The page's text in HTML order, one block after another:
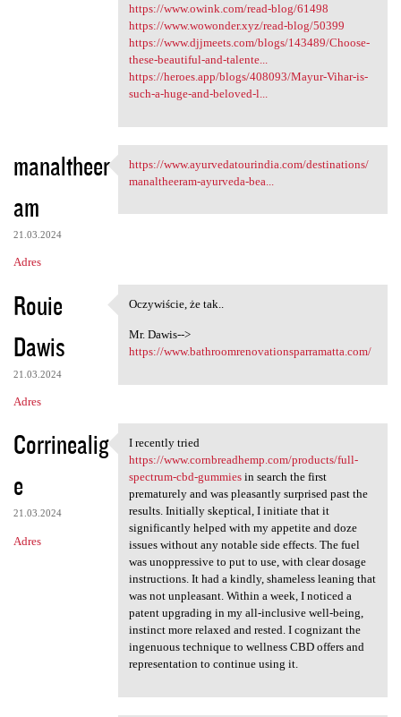
https://www.owink.com/read-blog/61498
https://www.wowonder.xyz/read-blog/50399
https://www.djjmeets.com/blogs/143489/Choose-
these-beautiful-and-talente...
https://heroes.app/blogs/408093/Mayur-Vihar-is-
such-a-huge-and-beloved-l...
manaltheer
am
21.03.2024
Adres
https://www.ayurvedatourindia
https://www.ayurvedatourindia.com/destinations/
manaltheeram-ayurveda-bea...
Rouie
Dawis
21.03.2024
Adres
Oczywiście, że tak..
Oczywiście, że tak..
Mr. Dawis-->
https://www.bathroomrenovationsparramatta.com/
Corrinealig
e
21.03.2024
Adres
I recently tried https://www
I recently tried
https://www.cornbreadhemp.com/products/full-
spectrum-cbd-gummiesin search the first
prematurely and was pleasantly surprised past the
results. Initially skeptical, I initiate that it
significantly helped with my appetite and doze
issues without any notable side effects. The fuel
was unoppressive to put to use, with clear dosage
instructions. It had a kindly, shameless leaning that
was not unpleasant. Within a week, I noticed a
patent upgrading in my all-inclusive well-being,
instinct more relaxed and rested. I cognizant the
ingenuous technique to wellness CBD offers and
representation to continue using it.